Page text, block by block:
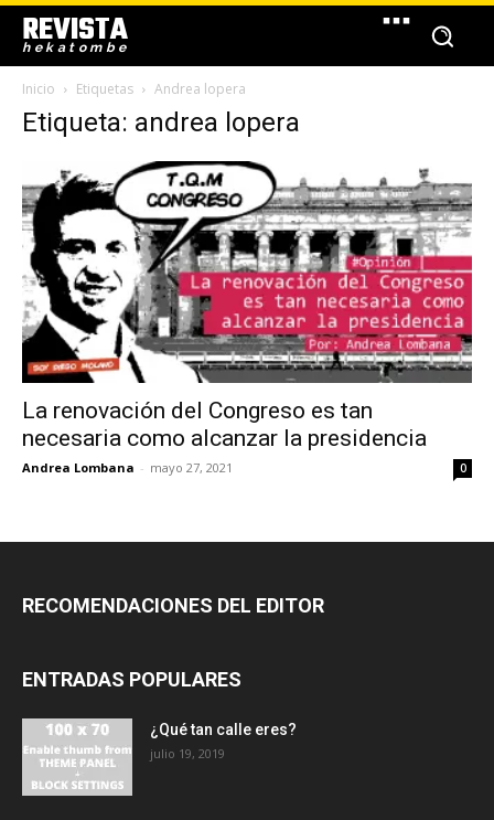
REVISTA
hekatombe
Inicio Etiquetas Andrea lopera
Etiqueta: andrea lopera
La renovación del Congreso es tan
necesaria como alcanzar la presidencia
Andrea Lombana - mayo 27, 2021 0
RECOMENDACIONES DEL EDITOR
ENTRADAS POPULARES
¿Qué tan calle eres?
julio 19, 2019